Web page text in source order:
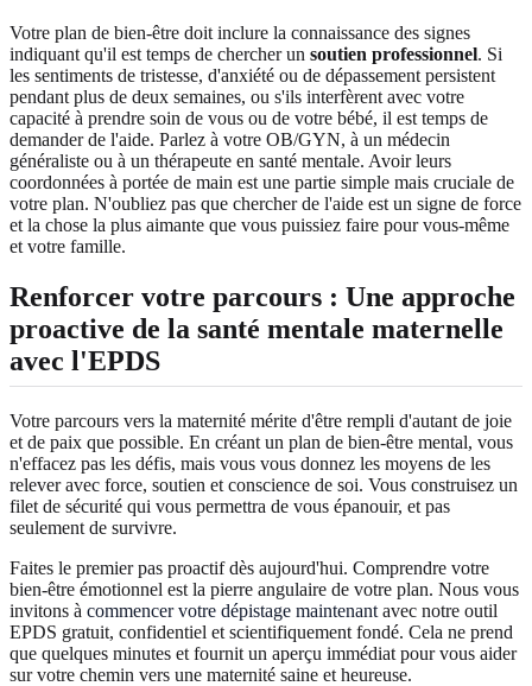
Votre plan de bien-être doit inclure la connaissance des signes
indiquant qu'il est temps de chercher un soutien professionnel. Si
les sentiments de tristesse, d'anxiété ou de dépassement persistent
pendant plus de deux semaines, ou s'ils interfèrent avec votre
capacité à prendre soin de vous ou de votre bébé, il est temps de
demander de l'aide. Parlez à votre OB/GYN, à un médecin
généraliste ou à un thérapeute en santé mentale. Avoir leurs
coordonnées à portée de main est une partie simple mais cruciale de
votre plan. N'oubliez pas que chercher de l'aide est un signe de force
et la chose la plus aimante que vous puissiez faire pour vous-même
et votre famille.
Renforcer votre parcours : Une approche
proactive de la santé mentale maternelle
avec l'EPDS
Votre parcours vers la maternité mérite d'être rempli d'autant de joie
et de paix que possible. En créant un plan de bien-être mental, vous
n'effacez pas les défis, mais vous vous donnez les moyens de les
relever avec force, soutien et conscience de soi. Vous construisez un
filet de sécurité qui vous permettra de vous épanouir, et pas
seulement de survivre.
Faites le premier pas proactif dès aujourd'hui. Comprendre votre
bien-être émotionnel est la pierre angulaire de votre plan. Nous vous
invitons à commencer votre dépistage maintenant avec notre outil
EPDS gratuit, confidentiel et scientifiquement fondé. Cela ne prend
que quelques minutes et fournit un aperçu immédiat pour vous aider
sur votre chemin vers une maternité saine et heureuse.